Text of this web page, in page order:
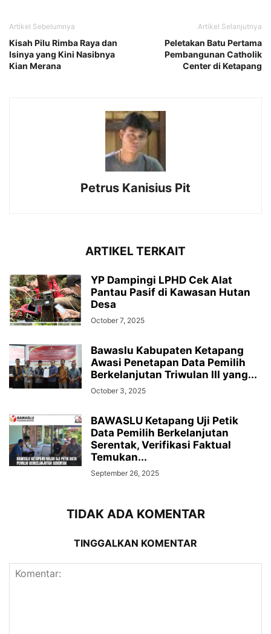
Artikel Sebelumnya
Kisah Pilu Rimba Raya dan
Isinya yang Kini Nasibnya
Kian Merana
Artikel Selanjutnya
Peletakan Batu Pertama
Pembangunan Catholik
Center di Ketapang
Petrus Kanisius Pit
ARTIKEL TERKAIT
YP Dampingi LPHD Cek Alat
Pantau Pasif di Kawasan Hutan
Desa
October 7, 2025
Bawaslu Kabupaten Ketapang
Awasi Penetapan Data Pemilih
Berkelanjutan Triwulan III yang...
October 3, 2025
BAWASLU Ketapang Uji Petik
Data Pemilih Berkelanjutan
Serentak, Verifikasi Faktual
Temukan...
September 26, 2025
TIDAK ADA KOMENTAR
TINGGALKAN KOMENTAR